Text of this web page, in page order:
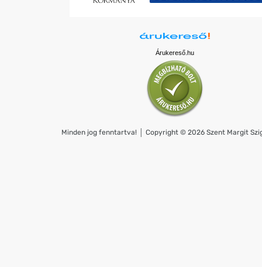
Árukereső.hu
Minden jog fenntartva! │ Copyright © 2026 Szent Margit